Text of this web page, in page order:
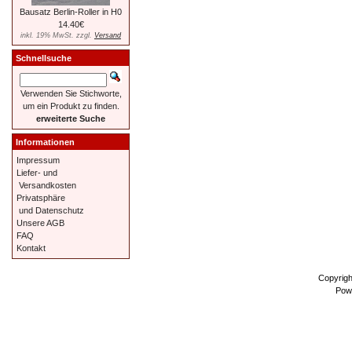
Bausatz Berlin-Roller in H0
14.40€
inkl. 19% MwSt. zzgl. Versand
Schnellsuche
Verwenden Sie Stichworte,
um ein Produkt zu finden.
erweiterte Suche
Informationen
Impressum
Liefer- und
Versandkosten
Privatsphäre
und Datenschutz
Unsere AGB
FAQ
Kontakt